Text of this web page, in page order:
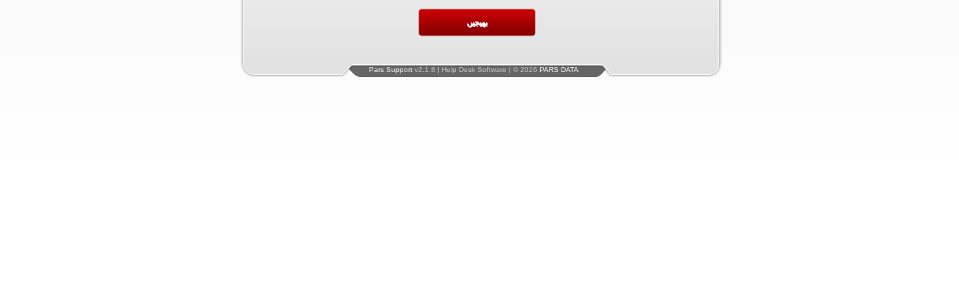
Pars Support v2.1.8 | Help Desk Software | © 2026 PARS DATA